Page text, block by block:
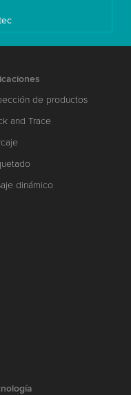
de productos
and Trace
dinámico